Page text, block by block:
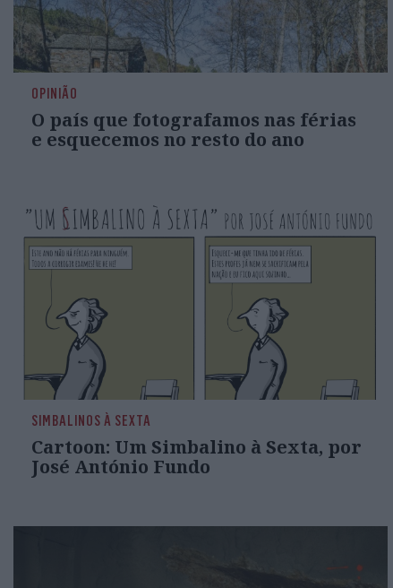
OPINIÃO
O país que fotografamos nas férias
e esquecemos no resto do ano
SIMBALINOS À SEXTA
Cartoon: Um Simbalino à Sexta, por
José António Fundo